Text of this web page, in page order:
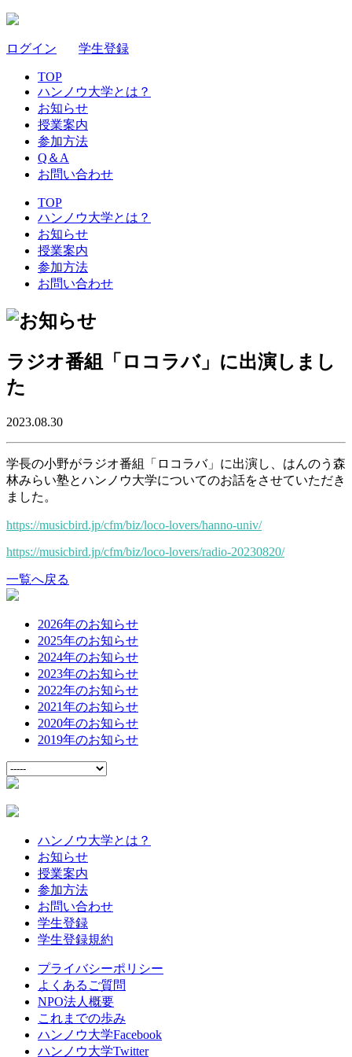
ログイン 学生登録
TOP
ハンノウ大学とは？
お知らせ
授業案内
参加方法
Q＆A
お問い合わせ
TOP
ハンノウ大学とは？
お知らせ
授業案内
参加方法
お問い合わせ
ラジオ番組「ロコラバ」に出演しまし
た
2023.08.30
学長の小野がラジオ番組「ロコラバ」に出演し、はんのう森
林みらい塾とハンノウ大学についてのお話をさせていただき
ました。
https://musicbird.jp/cfm/biz/loco-lovers/hanno-univ/
https://musicbird.jp/cfm/biz/loco-lovers/radio-20230820/
一覧へ戻る
2026年のお知らせ
2025年のお知らせ
2024年のお知らせ
2023年のお知らせ
2022年のお知らせ
2021年のお知らせ
2020年のお知らせ
2019年のお知らせ
ハンノウ大学とは？
お知らせ
授業案内
参加方法
お問い合わせ
学生登録
学生登録規約
プライバシーポリシー
よくあるご質問
NPO法人概要
これまでの歩み
ハンノウ大学Facebook
ハンノウ大学Twitter